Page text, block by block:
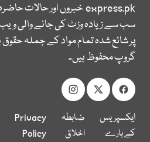
express.pkخبروں اور حالات
سب سے زیادہ وزٹ کی جانے والی
پر شائع شدہ تمام مواد کے جملہ
گروپ محفوظ ہیں۔
ایکسپریس
کے بارے
ضابطہ
اخلاق
Privacy
Policy